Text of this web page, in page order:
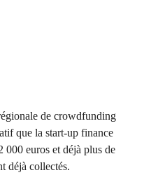
de crowdfunding
que la start-up finance
000 euros et déjà plus de
déjà collectés.